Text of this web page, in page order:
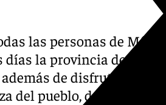
las personas de
días la provincia de
de disfrutar de
del pueblo, de su